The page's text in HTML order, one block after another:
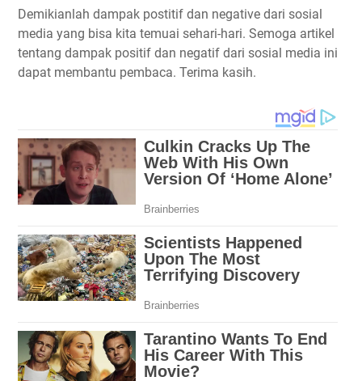
Demikianlah dampak postitif dan negative dari sosial
media yang bisa kita temuai sehari-hari. Semoga artikel
tentang dampak positif dan negatif dari sosial media ini
dapat membantu pembaca. Terima kasih.